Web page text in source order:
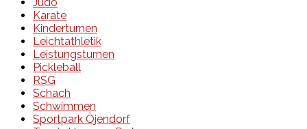
Judo
Karate
Kinderturnen
Leichtathletik
Leistungsturnen
Pickleball
RSG
Schach
Schwimmen
Sportpark Öjendorf